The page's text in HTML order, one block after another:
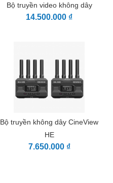
Bộ truyền video không dây
14.500.000 ₫
Bộ truyền không dây CineView
HE
7.650.000 ₫